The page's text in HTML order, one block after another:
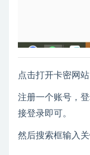
点击打开卡密网
注册一个账号，
接登录即可。
然后搜索框输入